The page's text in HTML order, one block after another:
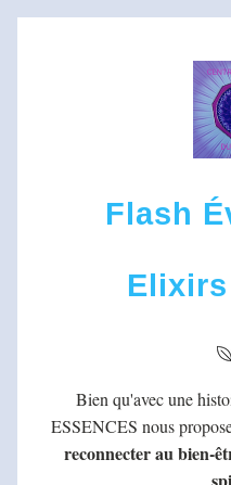
Flash
Bien qu'avec une
ESSENCES nous
reconnecter au bien-